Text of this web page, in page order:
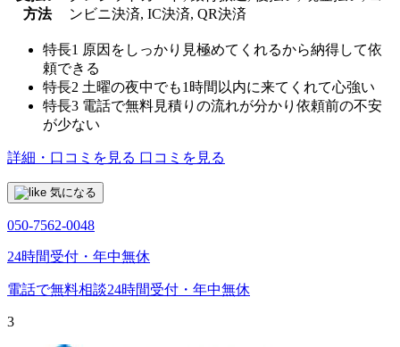
方法
ンビニ決済, IC決済, QR決済
特長1 原因をしっかり見極めてくれるから納得して依
頼できる
特長2 土曜の夜中でも1時間以内に来てくれて心強い
特長3 電話で無料見積りの流れが分かり依頼前の不安
が少ない
詳細・口コミを見る 口コミを見る
気になる
050-7562-0048
24時間受付・年中無休
電話で無料相談24時間受付・年中無休
3